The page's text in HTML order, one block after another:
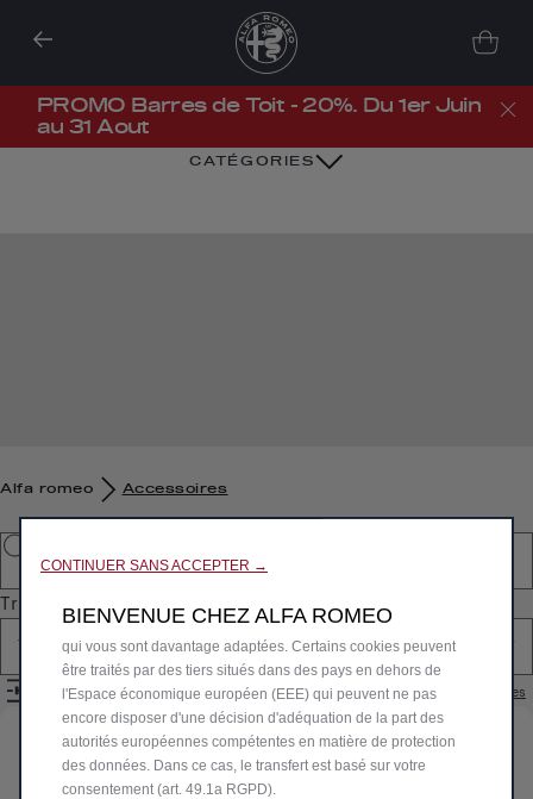
PROMO Barres de Toit - 20%. Du 1er Juin
au 31 Aout
CATÉGORIES
Alfa romeo Accessoires
Trier par
Tous les produits
FILTRES Réinitialiser les filtres
Identifiez votre véhicule
CONTINUER SANS ACCEPTER →
BIENVENUE CHEZ ALFA ROMEO
expérience sur notre site. Les cookies nous permettent de vous
fournir des fonctionnalités essentielles telles que la sécurité, la
la reconnaissance de la langue, les résultats de recherche et
également utiliser des cookies tiers pour envoyer des publicités
qui vous sont davantage adaptées. Certains cookies peuvent
être traités par des tiers situés dans des pays en dehors de
l'Espace économique européen (EEE) qui peuvent ne pas
encore disposer d'une décision d'adéquation de la part des
autorités européennes compétentes en matière de protection
des données. Dans ce cas, le transfert est basé sur votre
consentement (art. 49.1a RGPD).